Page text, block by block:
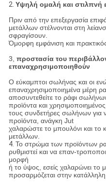
2. Υψηλή ομαλή και στιλπνή
Πριν από την επεξεργασία
μετάλλων στέλνονται στη
σφραγίσουν.
Όμορφη εμφάνιση και
3, προστασία του
επαναχρησιμοποιηθούν
Ο εύκαμπτοι σωλήνας και οι
επαναχρησιμοποιημένα μέρη
αποσυντεθείτε το ράφι
προϊόντα και
τους συνδετήρες σωλήνων για
προϊόντα, ανάγκη Jut
χαλαρώστε το μπουλόνι και το
μετάλλων.
4. Το στρώμα των προϊόντων
ρυθμιστεί και να επαν-
μορφή
ή το ύψος, εσείς χαλαρώνει το
προσαρμόζεται στην